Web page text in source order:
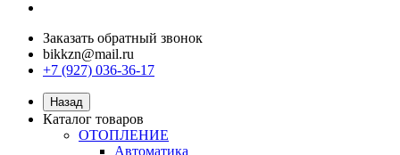
Заказать обратный звонок
bikkzn@mail.ru
+7 (927) 036-36-17
Назад
Каталог товаров
ОТОПЛЕНИЕ
Автоматика